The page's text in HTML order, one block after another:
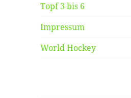
Topf 3 bis 6
Impressum
World Hockey